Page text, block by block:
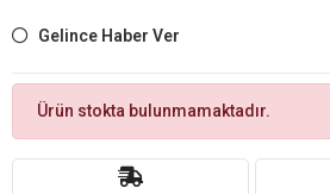
Gelince Haber Ver
Ürün stokta bulunmamaktadır.